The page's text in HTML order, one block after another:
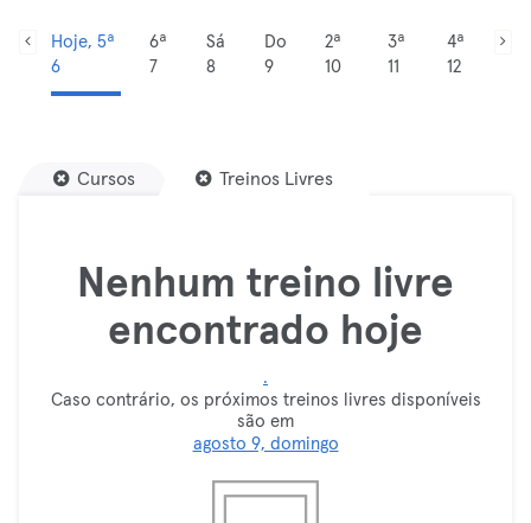
Hoje, 5ª
6
6ª
7
Sá
8
Do
9
2ª
10
3ª
11
4ª
12
Cursos Treinos Livres
Nenhum treino livre
encontrado hoje
.
Caso contrário, os próximos treinos livres disponíveis
são em
agosto 9, domingo